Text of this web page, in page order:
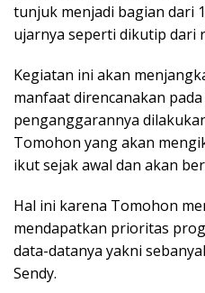
tunjuk menjadi bagian dari
ujarnya seperti dikutip dari
Kegiatan ini akan
manfaat direncanakan
penganggarannya
Tomohon yang akan
ikut sejak awal dan akan
Hal ini karena Tomohon
mendapatkan prioritas
data-datanya yakni
Sendy.